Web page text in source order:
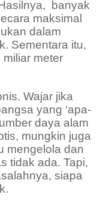
banyak
maksimal
dalam
Sementara itu,
miliar meter
Wajar jika
yang ‘apa-
daya alam
mungkin juga
mengelola dan
tidak ada. Tapi,
siapa